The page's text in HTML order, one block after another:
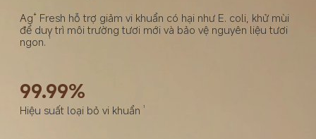
Ag⁺ Fresh hỗ trợ giảm vi khuẩn có hại như E. coli, khử mùi
để duy trì môi trường tươi mới và bảo vệ nguyên liệu tươi
ngon.
1
99.99%
Hiệu suất loại bỏ vi khuẩn 1